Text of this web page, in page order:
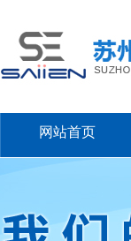
网站首页